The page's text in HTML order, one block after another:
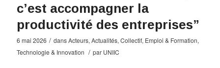
c’est accompagner la
productivité des entreprises”
6 mai 2026 / dansActeurs, Actualités, Collectif, Emploi & Formation,
Technologie & Innovation / par UNIIC